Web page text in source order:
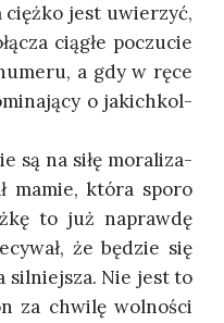
jest uwie­rzyć,
cią­głe poczu­cie
a gdy w ręce
o jakich­kol­
są na siłę mora­li­za­
mamie, któ­ra spo­ro
to już napraw­dę
że będzie się
sil­niej­sza. Nie jest to
za chwi­lę wol­no­ści